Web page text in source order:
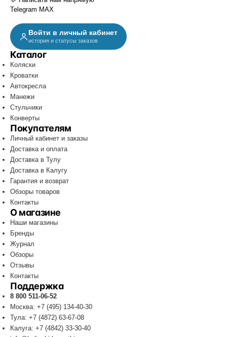
Telegram MAX
Войти в личный кабинет
история и статусы заказов
Каталог
Коляски
Кроватки
Автокресла
Манежи
Стульчики
Конверты
Покупателям
Личный кабинет и заказы
Доставка и оплата
Доставка в Тулу
Доставка в Калугу
Гарантия и возврат
Обзоры товаров
Контакты
О магазине
Наши магазины
Бренды
Журнал
Обзоры
Отзывы
Контакты
Поддержка
8 800 511-06-52
Москва: +7 (495) 134-40-30
Тула: +7 (4872) 63-67-08
Калуга: +7 (4842) 33-30-40